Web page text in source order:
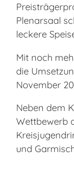
Plenarsaal
leckere
Mit noch
die
November
Neben dem
Wettbewerb
und